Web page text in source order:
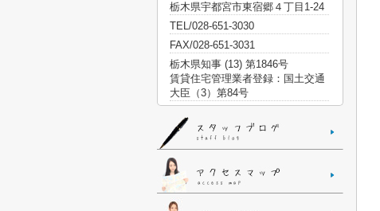
栃木県宇都宮市東宿郷４丁目1-24
TEL/028-651-3030
FAX/028-651-3031
栃木県知事 (13) 第1846号
賃貸住宅管理業者登録：国土交通
大臣（3）第84号